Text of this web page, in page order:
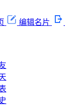
编辑名片